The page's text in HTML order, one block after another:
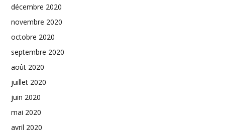
décembre 2020
novembre 2020
octobre 2020
septembre 2020
août 2020
juillet 2020
juin 2020
mai 2020
avril 2020